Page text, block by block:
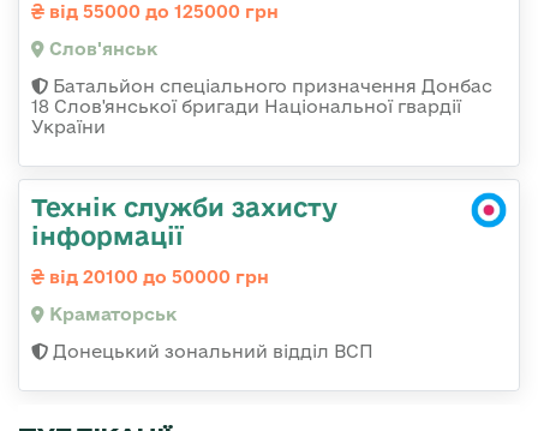
від 55000 до 125000 грн
Слов'янськ
Батальйон спеціального призначення Донбас
18 Слов'янської бригади Національної гвардії
України
Технік служби захисту
інформації
від 20100 до 50000 грн
Краматорськ
Донецький зональний відділ ВСП